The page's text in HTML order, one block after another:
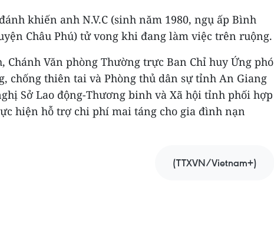
khiến anh N.V.C (sinh năm 1980, ngụ ấp Bình
Châu Phú) tử vong khi đang làm việc trên ruộng.
Chánh Văn phòng Thường trực Ban Chỉ huy Ứng phó
chống thiên tai và Phòng thủ dân sự tỉnh An Giang
Sở Lao động-Thương binh và Xã hội tỉnh phối hợp
hiện hỗ trợ chi phí mai táng cho gia đình nạn
(TTXVN/Vietnam+)